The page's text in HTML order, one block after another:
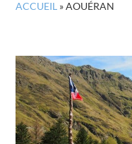
ACCUEIL »AOUÉRAN